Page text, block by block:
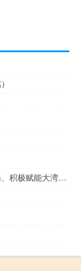
李家超：大湾区生机无限粤商港商要把握机遇、积极赋能大湾区发展